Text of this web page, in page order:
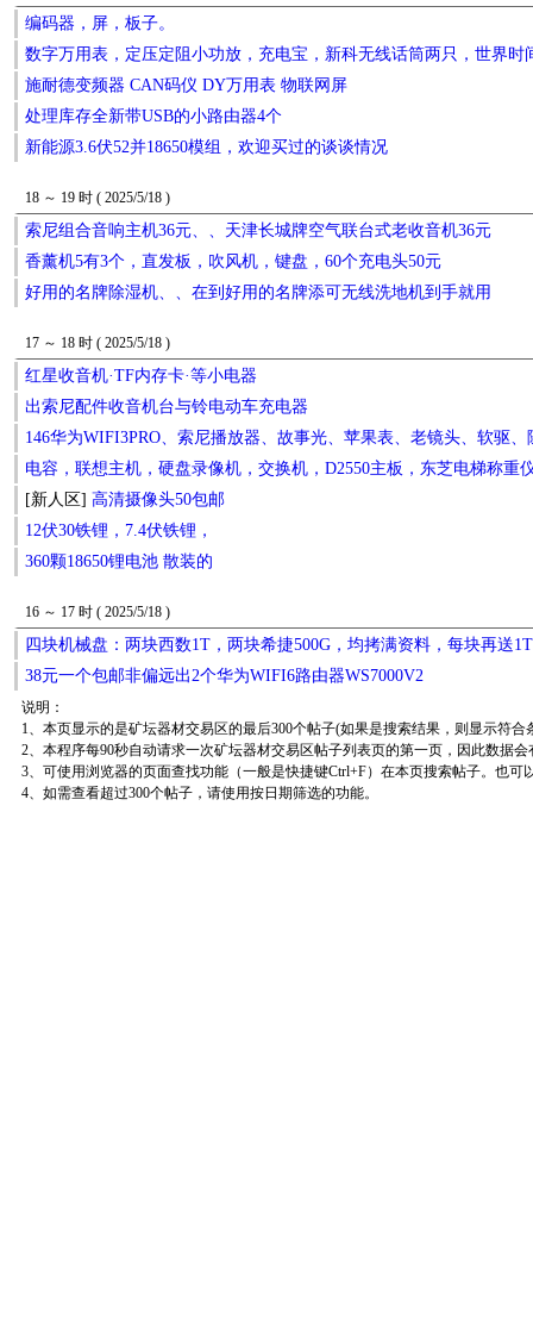
编码器，屏，板子。
数字万用表，定压定阻小功放，充电宝，新科无线话筒两只，世界
施耐德变频器 CAN码仪 DY万用表 物联网屏
处理库存全新带USB的小路由器4个
新能源3.6伏52并18650模组，欢迎买过的谈谈情况
18 ～ 19 时 ( 2025/5/18 )
索尼组合音响主机36元、、天津长城牌空气联台式老收音机36元
香薰机5有3个，直发板，吹风机，键盘，60个充电头50元
好用的名牌除湿机、、在到好用的名牌添可无线洗地机到手就用
17 ～ 18 时 ( 2025/5/18 )
红星收音机·TF内存卡·等小电器
出索尼配件收音机台与铃电动车充电器
146华为WIFI3PRO、索尼播放器、故事光、苹果表、老镜头、软驱
电容，联想主机，硬盘录像机，交换机，D2550主板，东芝电梯称重
[新人区] 高清摄像头50包邮
12伏30铁锂，7.4伏铁锂，
360颗18650锂电池 散装的
16 ～ 17 时 ( 2025/5/18 )
四块机械盘：两块西数1T，两块希捷500G，均拷满资料，每块再送
38元一个包邮非偏远出2个华为WIFI6路由器WS7000V2
说明：
1、本页显示的是矿坛器材交易区的最后300个帖子(如果是搜索结果，则显示符
2、本程序每90秒自动请求一次矿坛器材交易区帖子列表页的第一页，因此数据
3、可使用浏览器的页面查找功能（一般是快捷键Ctrl+F）在本页搜索帖子。也可
4、如需查看超过300个帖子，请使用按日期筛选的功能。